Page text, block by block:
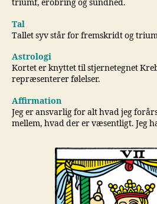
triumf, erobring og sundhed.
Tal
Tallet syv står for fremskridt og
Astrologi
Kortet er knyttet til stjernetegnet
repræsenterer følelser.
Affirmation
Jeg er ansvarlig for alt hvad jeg
mellem, hvad der er væsentligt. Jeg